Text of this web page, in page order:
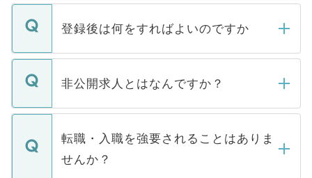
登録後は何をすればよいのですか
ご登録いただきましたら、弊社担当者がご
登録内容を確認し、その後メールもしくは
ます。通常、5営業日以内にはご連絡をせて
いただきますので、しばらくお待ちくださ
非公開求人とはなんですか？
マイナビDOCTORで取り扱っている求人の
うち約3割は、Webサイトからご覧いただ
けない「非公開求人」です。非公開求人は
下記の理由によって、一般には公開してい
転職・入職を強要されることはありま
せんか？